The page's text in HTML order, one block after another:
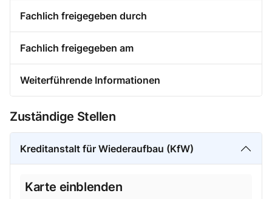
Fachlich freigegeben durch
Fachlich freigegeben am
Weiterführende Informationen
Zuständige Stellen
Kreditanstalt für Wiederaufbau (KfW)
Karte einblenden